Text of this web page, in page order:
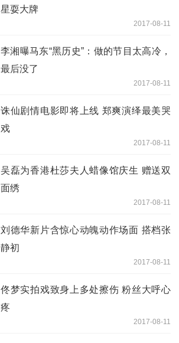
星耍大牌
2017-08-11
李湘曝马东“黑历史”：做的节目太高冷，
最后没了
2017-08-11
诛仙剧情电影即将上线 郑爽演绎最美哭
戏
2017-08-11
吴磊为香港杜莎夫人蜡像馆庆生 赠送双
面绣
2017-08-11
刘德华新片含惊心动魄动作场面 搭档张
静初
2017-08-11
佟梦实拍戏致身上多处擦伤 粉丝大呼心
疼
2017-08-11